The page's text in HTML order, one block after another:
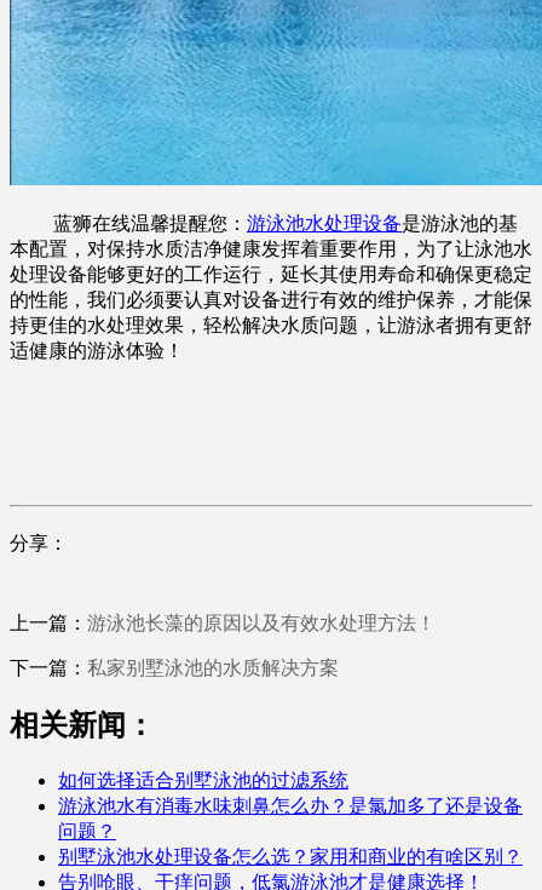
蓝狮在线温馨提醒您： 游泳池水处理设备是游泳池的基
本配置，对保持水质洁净健康发挥着重要作用，为了让泳池水
处理设备能够更好的工作运行，延长其使用寿命和确保更稳定
的性能，我们必须要认真对设备进行有效的维护保养，才能保
持更佳的水处理效果，轻松解决水质问题，让游泳者拥有更舒
适健康的游泳体验！
分享：
上一篇： 游泳池长藻的原因以及有效水处理方法！
下一篇： 私家别墅泳池的水质解决方案
相关新闻：
如何选择适合别墅泳池的过滤系统
游泳池水有消毒水味刺鼻怎么办？是氯加多了还是设备
问题？
别墅泳池水处理设备怎么选？家用和商业的有啥区别？
告别呛眼、干痒问题，低氯游泳池才是健康选择！